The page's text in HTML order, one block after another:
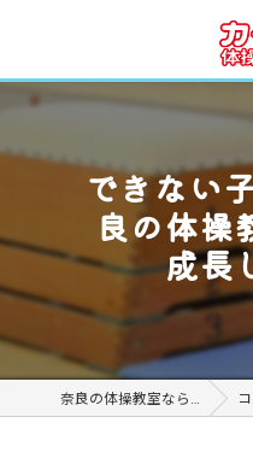
できない
良の体操
成長
奈良の体操教室ならカイト体操クラブ コラム